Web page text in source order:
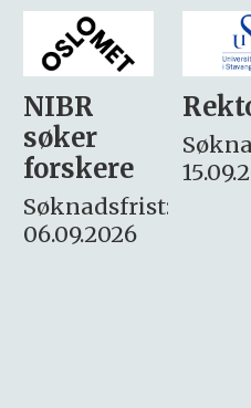
Rektor
Søknadsfrist:
15.09.2026